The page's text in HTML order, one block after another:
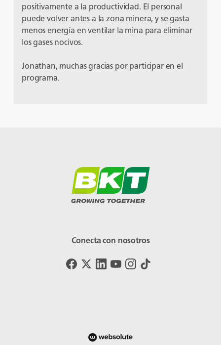
positivamente a la productividad. El personal
puede volver antes a la zona minera, y se gasta
menos energía en ventilar la mina para eliminar
los gases nocivos.
Jonathan, muchas gracias por participar en el
programa.
Conecta con nosotros